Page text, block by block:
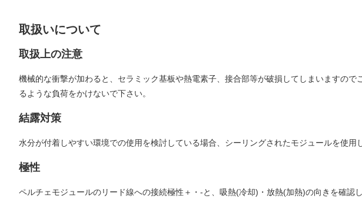
取扱いについて
取扱上の注意
機械的な衝撃が加わると、セラミック基板や熱電素子、接合部等が破損してしまいますの
るような負荷をかけないで下さい。
結露対策
水分が付着しやすい環境での使用を検討している場合、シーリングされたモジュールを使用
極性
ペルチェモジュールのリード線への接続極性＋・-と、吸熱(冷却)・放熱(加熱)の向きを確認